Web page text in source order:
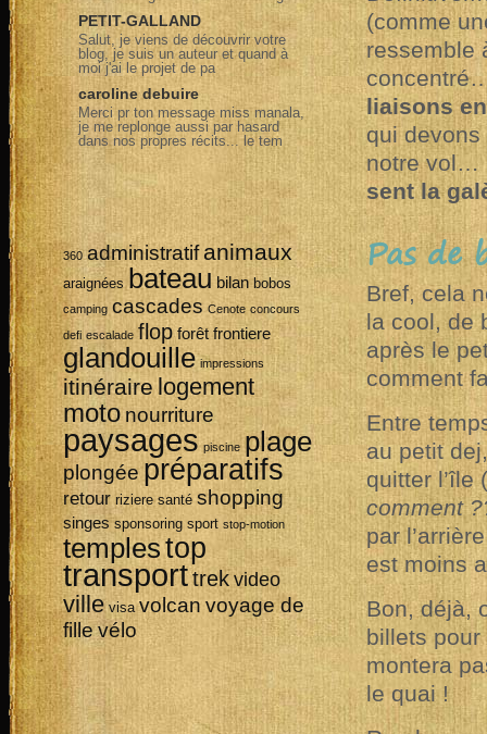
(comme
ressemble
liaisons
qui devons
notre vol…
sent la
Pas de
Bref, cela
la cool, de
après le
comment
Entre
au petit
quitter l’île (
comment
par
est moins
Bon, déjà,
billets pour
montera
le quai !
PETIT-GALLAND
Salut, je viens de découvrir votre
blog, je suis un auteur et quand à
moi j'ai le projet de pa
caroline debuire
Merci pr ton message miss manala,
je me replonge aussi par hasard
dans nos propres récits... le tem
360 administratifanimaux
araignées bateau bilan bobos
camping cascades Cenote concours
defi escalade flop forêt frontiere
glandouille impressions
itinéraire logement
moto nourriture
paysages piscine plage
plongée préparatifs
retour riziere santé shopping
singes sponsoring sport stop-motion
templestop
transporttrek video
ville visa volcan voyage de
fillevélo